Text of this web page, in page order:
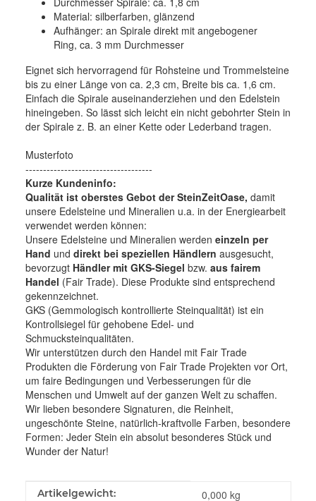
Material: silberfarben, glänzend
Aufhänger: an Spirale direkt mit angebogener
Ring, ca. 3 mm Durchmesser
Eignet sich hervorragend für Rohsteine und Trommelsteine
bis zu einer Länge von ca. 2,3 cm, Breite bis ca. 1,6 cm.
Einfach die Spirale auseinanderziehen und den Edelstein
hineingeben. So lässt sich leicht ein nicht gebohrter Stein in
der Spirale z. B. an einer Kette oder Lederband tragen.
Musterfoto
------------------------------------
Kurze Kundeninfo:
Qualität ist oberstes Gebot der SteinZeitOase, damit
unsere Edelsteine und Mineralien u.a. in der Energiearbeit
verwendet werden können:
Unsere Edelsteine und Mineralien werden einzeln per
Hand und direkt bei speziellen Händlern ausgesucht,
bevorzugt Händler mit GKS-Siegel bzw. aus fairem
Handel (Fair Trade). Diese Produkte sind entsprechend
gekennzeichnet.
GKS (Gemmologisch kontrollierte Steinqualität) ist ein
Kontrollsiegel für gehobene Edel- und
Schmucksteinqualitäten.
Wir unterstützen durch den Handel mit Fair Trade
Produkten die Förderung von Fair Trade Projekten vor Ort,
um faire Bedingungen und Verbesserungen für die
Menschen und Umwelt auf der ganzen Welt zu schaffen.
Wir lieben besondere Signaturen, die Reinheit,
ungeschönte Steine, natürlich-kraftvolle Farben, besondere
Formen: Jeder Stein ein absolut besonderes Stück und
Wunder der Natur!
Produkteigenschaft
Wert
Artikelgewicht: 0,000 kg